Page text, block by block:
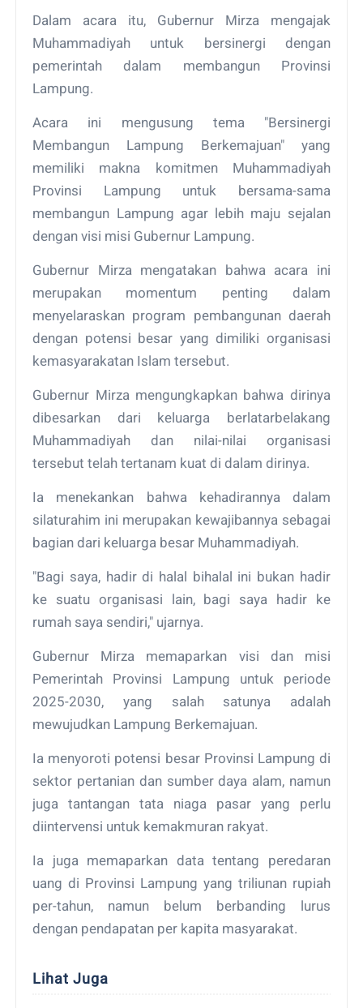
Dalam acara itu, Gubernur Mirza mengajak
Muhammadiyah untuk bersinergi dengan
pemerintah dalam membangun Provinsi
Lampung.
Acara ini mengusung tema "Bersinergi
Membangun Lampung Berkemajuan" yang
memiliki makna komitmen Muhammadiyah
Provinsi Lampung untuk bersama-sama
membangun Lampung agar lebih maju sejalan
dengan visi misi Gubernur Lampung.
Gubernur Mirza mengatakan bahwa acara ini
merupakan momentum penting dalam
menyelaraskan program pembangunan daerah
dengan potensi besar yang dimiliki organisasi
kemasyarakatan Islam tersebut.
Gubernur Mirza mengungkapkan bahwa dirinya
dibesarkan dari keluarga berlatarbelakang
Muhammadiyah dan nilai-nilai organisasi
tersebut telah tertanam kuat di dalam dirinya.
Ia menekankan bahwa kehadirannya dalam
silaturahim ini merupakan kewajibannya sebagai
bagian dari keluarga besar Muhammadiyah.
"Bagi saya, hadir di halal bihalal ini bukan hadir
ke suatu organisasi lain, bagi saya hadir ke
rumah saya sendiri," ujarnya.
Gubernur Mirza memaparkan visi dan misi
Pemerintah Provinsi Lampung untuk periode
2025-2030, yang salah satunya adalah
mewujudkan Lampung Berkemajuan.
Ia menyoroti potensi besar Provinsi Lampung di
sektor pertanian dan sumber daya alam, namun
juga tantangan tata niaga pasar yang perlu
diintervensi untuk kemakmuran rakyat.
Ia juga memaparkan data tentang peredaran
uang di Provinsi Lampung yang triliunan rupiah
per-tahun, namun belum berbanding lurus
dengan pendapatan per kapita masyarakat.
Lihat Juga